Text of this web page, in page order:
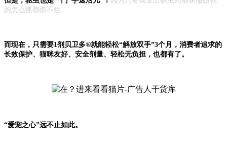
跑怎么抓都抓不住。
而现在，只需要1剂贝卫多®就能轻松“解放双手”3个月，消费者追求的
长效保护、猫咪友好、安全剂量、轻松无负担，也都有了。
“爱宠之心”远不止如此。